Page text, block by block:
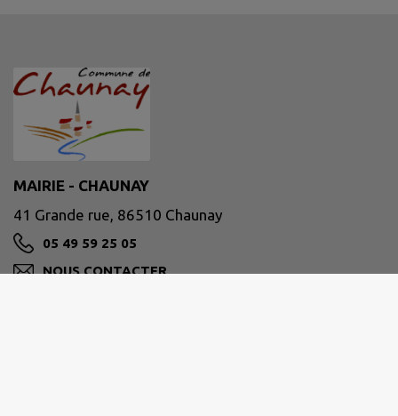
MAIRIE - CHAUNAY
41 Grande rue, 86510 Chaunay
05 49 59 25 05
NOUS CONTACTER